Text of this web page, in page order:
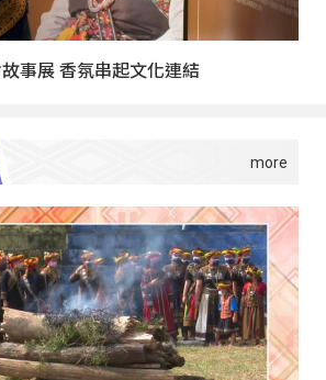
事展 香氛串起文化連結